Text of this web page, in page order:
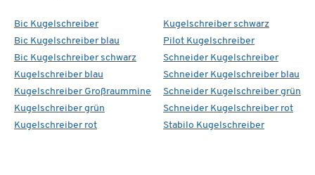
Bic Kugelschreiber
Bic Kugelschreiber blau
Bic Kugelschreiber schwarz
Kugelschreiber blau
Kugelschreiber Großraummine
Kugelschreiber grün
Kugelschreiber rot
Kugelschreiber schwarz
Pilot Kugelschreiber
Schneider Kugelschreiber
Schneider Kugelschreiber blau
Schneider Kugelschreiber grün
Schneider Kugelschreiber rot
Stabilo Kugelschreiber